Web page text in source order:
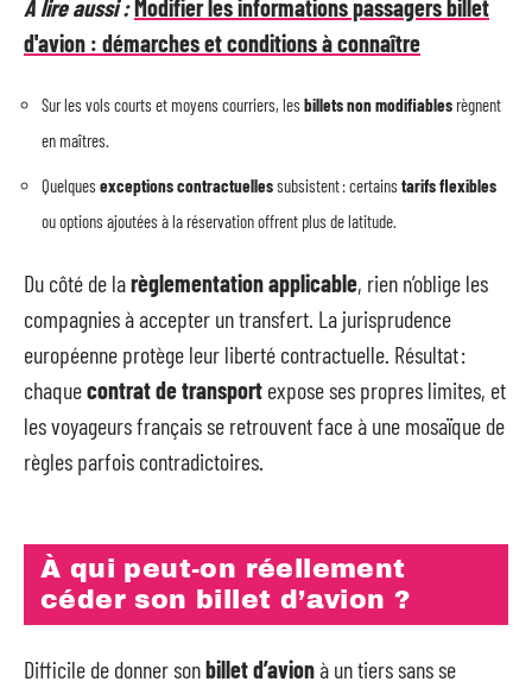
A lire aussi : Modifier les informations passagers billet
d'avion : démarches et conditions à connaître
Sur les vols courts et moyens courriers, les billets non modifiables règnent
en maîtres.
Quelques exceptions contractuellessubsistent : certains tarifs flexibles
ou options ajoutées à la réservation offrent plus de latitude.
Du côté de larèglementation applicable, rien n’oblige les
compagnies à accepter un transfert. La jurisprudence
européenne protège leur liberté contractuelle. Résultat :
chaquecontrat de transport expose ses propres limites, et
les voyageurs français se retrouvent face à une mosaïque de
règles parfois contradictoires.
À qui peut-on réellement
céder son billet d’avion ?
Difficile de donner sonbillet d’avionà un tiers sans se